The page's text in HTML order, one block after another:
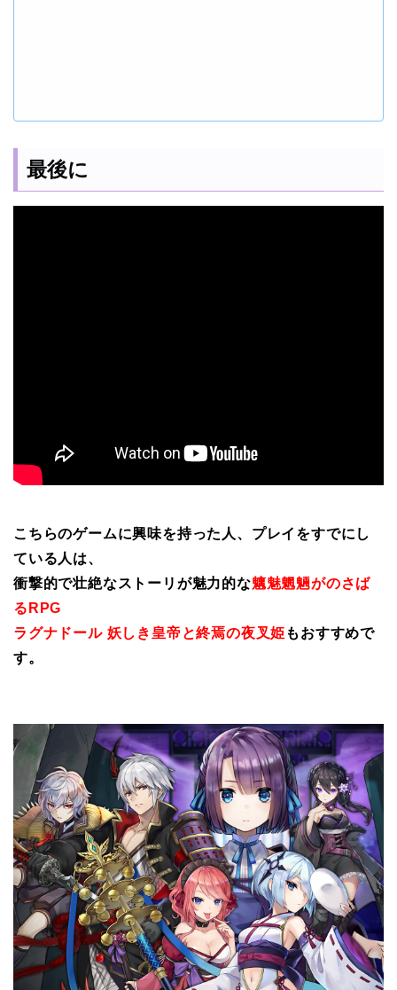
最後に
こちらのゲームに興味を持った人、プレイをすでにし
ている人は、
衝撃的で壮絶なストーリが魅力的な魑魅魍魎がのさば
るRPG
ラグナドール 妖しき皇帝と終焉の夜叉姫 もおすすめで
す。